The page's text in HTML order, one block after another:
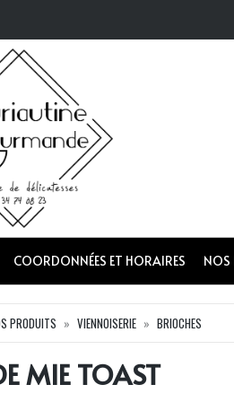
COORDONNÉES ET HORAIRES NOS
PRODUITS VIENNOISERIE BRIOCHES
MIE TOAST